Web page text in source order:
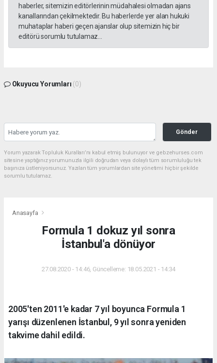
haberler, sitemizin editörlerinin müdahalesi olmadan ajans
kanallarından çekilmektedir. Bu haberlerde yer alan hukuki
muhataplar haberi geçen ajanslar olup sitemizin hiç bir
editörü sorumlu tutulamaz...
Okuyucu Yorumları (0)
Gönder
Yorum yazarak Topluluk Kuralları’nı kabul etmiş bulunuyor ve gebzehurses.com
sitesine yaptığınız yorumunuzla ilgili doğrudan veya dolaylı tüm sorumluluğu tek
başınıza üstleniyorsunuz. Yazılan tüm yorumlardan site yönetimi hiçbir şekilde
sorumlu tutulamaz.
Anasayfa
Formula 1 dokuz yıl sonra
İstanbul'a dönüyor
27.08.2020 - 14:46, Güncelleme: 18.05.2021 - 14:34
2005'ten 2011'e kadar 7 yıl boyunca Formula 1
yarışı düzenlenen İstanbul, 9 yıl sonra yeniden
takvime dahil edildi.